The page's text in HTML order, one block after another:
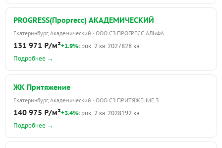
PROGRESS(Проргесс) АКАДЕМИЧЕСКИЙ
Екатеринбург, Академический · ООО СЗ ПРОГРЕСС АЛЬФА
131 971 ₽/м²+1.9%срок: 2 кв. 2027828 кв.
Подробнее →
ЖК Притяжение
Екатеринбург, Академический · ООО СЗ ПРИТЯЖЕНИЕ 3
140 975 ₽/м²+3.4%срок: 2 кв. 2028192 кв.
Подробнее →